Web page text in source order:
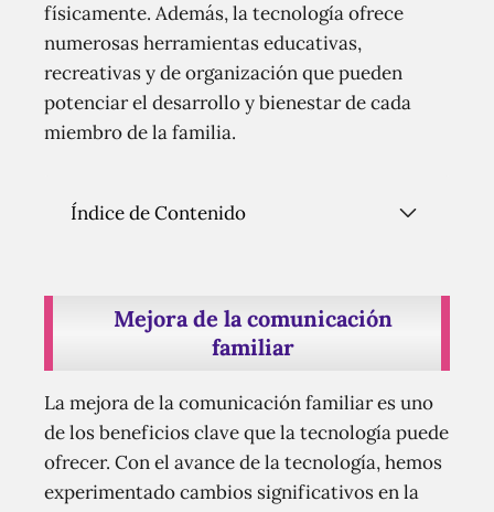
físicamente. Además, la tecnología ofrece
numerosas herramientas educativas,
recreativas y de organización que pueden
potenciar el desarrollo y bienestar de cada
miembro de la familia.
Índice de Contenido
Mejora de la comunicación
familiar
La mejora de la comunicación familiar es uno
de los beneficios clave que la tecnología puede
ofrecer. Con el avance de la tecnología, hemos
experimentado cambios significativos en la